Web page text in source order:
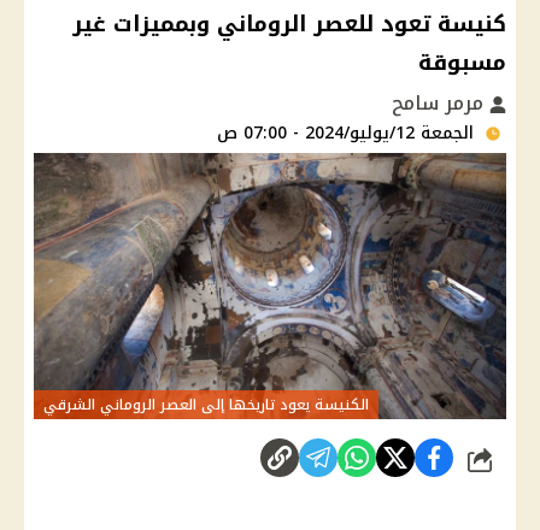
كنيسة تعود للعصر الروماني وبمميزات غير
مسبوقة
مرمر سامح
الجمعة 12/يوليو/2024 - 07:00 ص
الكنيسة يعود تاريخها إلى العصر الروماني الشرقي
شارك